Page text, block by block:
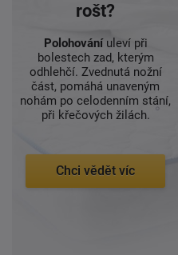
rošt?
Polohováníuleví při
bolestech zad, kterým
odhlehčí. Zvednutá nožní
část, pomáhá unaveným
nohám po celodenním stání,
při křečových žilách.
Chci vědět víc